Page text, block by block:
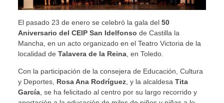
El pasado 23 de enero se celebró la gala del 50
Aniversario del CEIP San Idelfonso de Castilla la
Mancha, en un acto organizado en el Teatro Victoria de la
localidad de Talavera de la Reina, en Toledo.
Con la participación de la consejera de Educación, Cultura
y Deportes, Rosa Ana Rodríguez, y la alcaldesa Tita
García, se ha felicitado al centro por su largo recorrido y